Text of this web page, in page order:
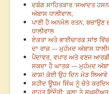
ਦਬੰਗ ਸਾਹਿਤਕਾਰ ‘ਸਆਦਤ
ਅੱਬਾਸ ਧਾਲੀਵਾਲ,
ਪਾਣੀ ਹੈ ਅਨਮੋਲ ਰਤਨ,
ਧਾਲੀਵਾਲ
ਏਕਤਾ ਅਤੇ ਭਾਈਚਾਰਕ ਸਾਂਝ
ਦਾ ਰਾਜ਼ --- ਮੁਹੰਮਦ ਅੱਬਾਸ
ਪੈਦਾਵਰ, ਵਪਾਰ ਅਤੇ ਵਣਜ
ਸਕਦਾ ਹੈ ਘਾਤਕ --- ਮੁਹੰਮਦ
ਕਾਸ਼! ਕੋਈ ਉਹ ਦਿਨ ਮੋੜ ਲਿਆਵੇ
ਸ਼ਹੀਦ ਊਧਮ ਸਿੰਘ ਨੂੰ ਚੇਤੇ
ਰਾਹਤ ਇੰਦੌਰੀ: ਕਲਾ ਤੇ